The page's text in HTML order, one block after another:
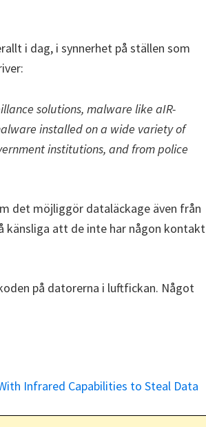
i dag, i synnerhet på ställen som
solutions, malware like aIR-
installed on a wide variety of
institutions, and from police
det möjliggör dataläckage även från
känsliga att de inte har någon kontakt
på datorerna i luftfickan. Något
Infrared Capabilities to Steal Data